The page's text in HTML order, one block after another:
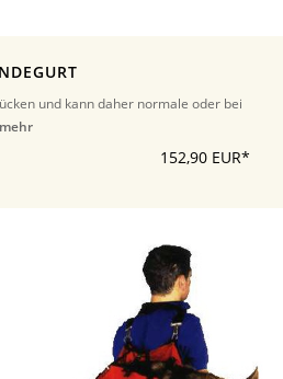
und kann daher normale oder bei
mehr
152,90 EUR*